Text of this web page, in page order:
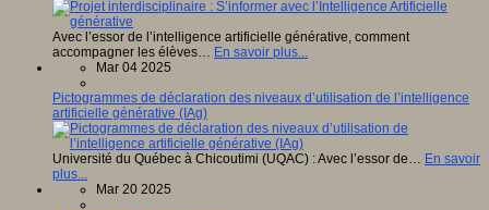
Avec l’essor de l’intelligence artificielle générative, comment
accompagner les élèves… En savoir plus...
Mar 04 2025
Pictogrammes de déclaration des niveaux d’utilisation de l’intelligence
artificielle générative (IAg)
Université du Québec à Chicoutimi (UQAC) : Avec l’essor de… En savoir
plus...
Mar 20 2025